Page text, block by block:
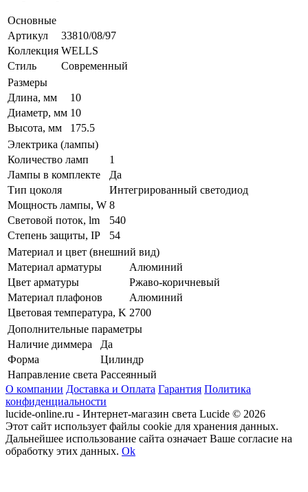
Основные
Артикул
33810/08/97
Коллекция WELLS
Стиль
Современный
Размеры
Длина, мм
10
Диаметр, мм 10
Высота, мм
175.5
Электрика (лампы)
Количество ламп
1
Лампы в комплекте
Да
Тип цоколя
Интегрированный светодиод
Мощность лампы, W 8
Световой поток, lm
540
Степень защиты, IP
54
Материал и цвет (внешний вид)
Материал арматуры
Алюминий
Цвет арматуры
Ржаво-коричневый
Материал плафонов
Алюминий
Цветовая температура, K 2700
Дополнительные параметры
Наличие диммера
Да
Форма
Цилиндр
Направление света Рассеянный
О компании Доставка и Оплата Гарантия Политика
конфиденциальности
lucide-online.ru - Интернет-магазин света Lucide © 2026
Этот сайт использует файлы cookie для хранения данных.
Дальнейшее использование сайта означает Ваше согласие на
обработку этих данных. Ok